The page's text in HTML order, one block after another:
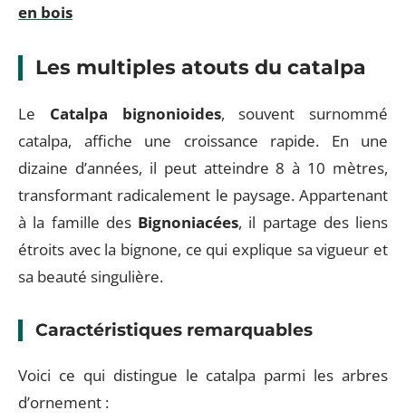
en bois
Les multiples atouts du catalpa
Le Catalpa bignonioides, souvent surnommé
catalpa, affiche une croissance rapide. En une
dizaine d’années, il peut atteindre 8 à 10 mètres,
transformant radicalement le paysage. Appartenant
à la famille des Bignoniacées, il partage des liens
étroits avec la bignone, ce qui explique sa vigueur et
sa beauté singulière.
Caractéristiques remarquables
Voici ce qui distingue le catalpa parmi les arbres
d’ornement :